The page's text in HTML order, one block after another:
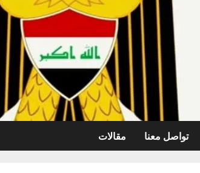
تواصل معنا مقالات